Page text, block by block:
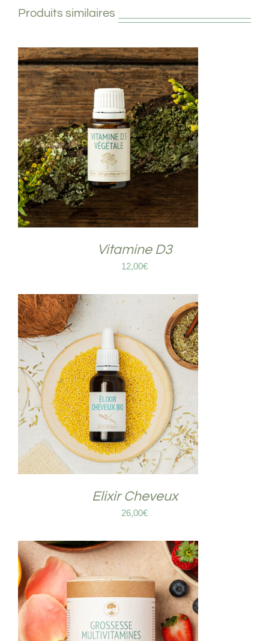
Produits similaires
COMMANDER / DÉTAILS
Vitamine D3
12,00€
COMMANDER DÉTAILS
Elixir Cheveux
26,00€
COMMANDER / DÉTAILS